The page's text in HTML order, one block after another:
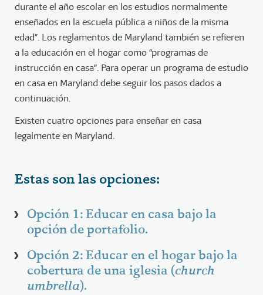
durante el año escolar en los estudios normalmente
enseñados en la escuela pública a niños de la misma
edad”. Los reglamentos de Maryland también se refieren
a la educación en el hogar como “programas de
instrucción en casa”. Para operar un programa de estudio
en casa en Maryland debe seguir los pasos dados a
continuación.
Existen cuatro opciones para enseñar en casa
legalmente en Maryland.
Estas son las opciones:
Opción 1: Educar en casa bajo la
opción de portafolio.
Opción 2: Educar en el hogar bajo la
cobertura de una iglesia (church
umbrella).